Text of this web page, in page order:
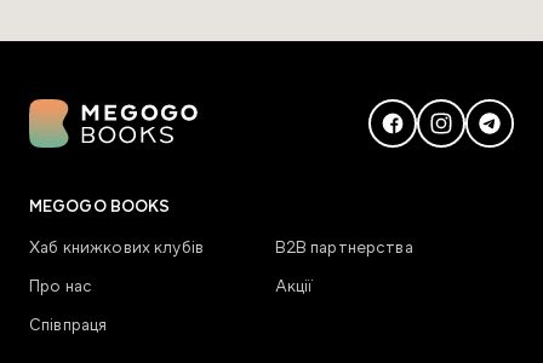
MEGOGO BOOKS
Хаб книжкових клубів
В2В партнерства
Про нас
Акції
Співпраця